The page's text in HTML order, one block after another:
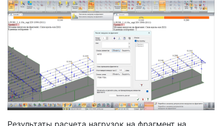
Результаты расчета нагрузок на фрагмент на